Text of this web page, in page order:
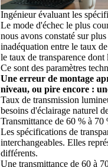
Ingénieur évaluant les
Le mode d'échec le plus
nous avons constaté sur
inadéquation entre le taux
le taux de transparence
Ce sont des paramètres
Une erreur de montage
niveau, ou pire encore :
Taux de transmission
besoins d'éclairage naturel
Transmittance de 60 % à 70
Les spécifications de
interchangeables. Elles
différents.
Une transmittance de 60 à